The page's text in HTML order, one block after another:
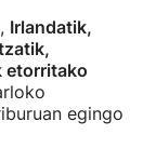
Irlandatik,
etorritako
egingo